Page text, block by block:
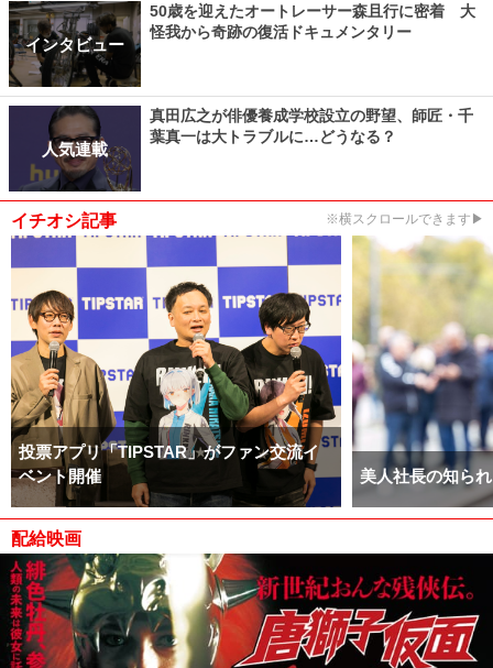
インタビュー
50歳を迎えたオートレーサー森且行に密着 大
怪我から奇跡の復活ドキュメンタリー
人気連載
真田広之が俳優養成学校設立の野望、師匠・千
葉真一は大トラブルに…どうなる？
イチオシ記事 ※横スクロールできます▶
投票アプリ「TIPSTAR」がファン交流イ
ベント開催
美人社長の知ら
配給映画